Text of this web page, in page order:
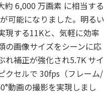
約 6,000 万画素 に相当する
可能になりました。明るい
現する11Kと、気軽に効率
の画像サイズをシーンに応
れ補正が強化され5.7K サイ
クセルで 30fps（フレーム/
動画の撮影を実現しまし